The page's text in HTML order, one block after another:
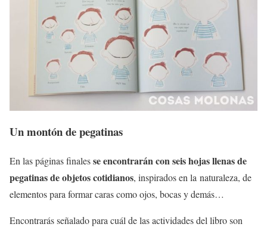
Un montón de pegatinas
En las páginas finalesse encontrarán con seis hojas llenas de
pegatinas de objetos cotidianos, inspirados en la naturaleza, de
elementos para formar caras como ojos, bocas y demás…
Encontrarás señalado para cuál de las actividades del libro son